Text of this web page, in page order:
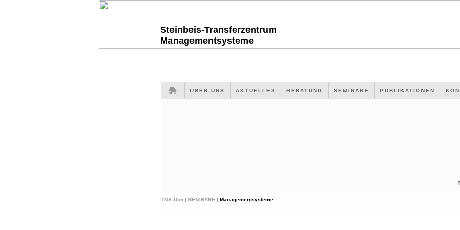
Steinbeis-Transferzentrum
Managementsysteme
ÜBER UNS AKTUELLES BERATUNG SEMINARE PUBLIKATIONEN
TMS-Ulm | SEMINARE | Managementsysteme